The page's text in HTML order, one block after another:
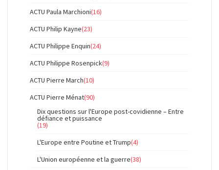
ACTU Paula Marchioni(16)
ACTU Philip Kayne(23)
ACTU Philippe Enquin(24)
ACTU Philippe Rosenpick(9)
ACTU Pierre March(10)
ACTU Pierre Ménat(90)
Dix questions sur l'Europe post-covidienne – Entre
défiance et puissance
(19)
L'Europe entre Poutine et Trump(4)
L'Union européenne et la guerre(38)